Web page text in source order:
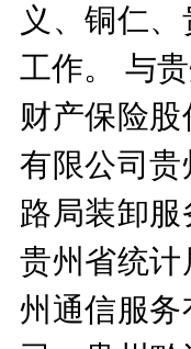
义、铜仁
工作。 与
财产保险
有限公司
路局装卸
贵州省统
州通信服